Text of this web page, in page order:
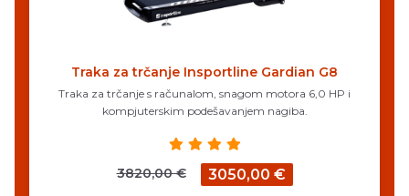
Traka za trčanje Insportline Gardian G8
Traka za trčanje s računalom, snagom motora 6,0 HP i
kompjuterskim podešavanjem nagiba.
3820,00 € 3050,00 €